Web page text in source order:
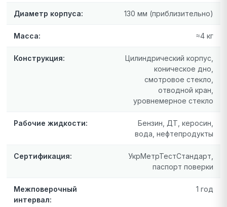
Диаметр корпуса: 130 мм (приблизительно)
Масса: ≈4 кг
Конструкция:
Цилиндрический корпус,
коническое дно,
смотровое стекло,
отводной кран,
уровнемерное стекло
Рабочие жидкости:
Бензин, ДТ, керосин,
вода, нефтепродукты
Сертификация:
УкрМетрТестСтандарт,
паспорт поверки
Межповерочный
интервал:
1 год